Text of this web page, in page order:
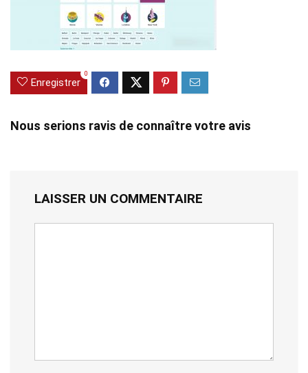
Enregistrer
0
Nous serions ravis de connaître votre avis
LAISSER UN COMMENTAIRE